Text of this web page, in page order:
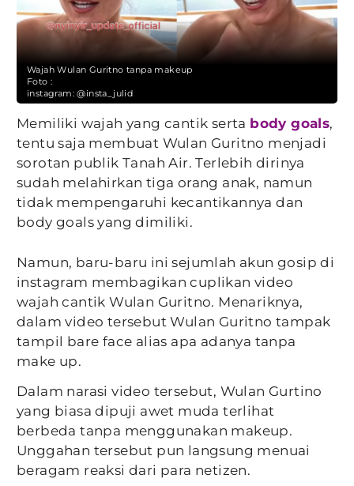
Wajah Wulan Guritno tanpa makeup
Foto :
instagram: @insta_julid
Memiliki wajah yang cantik serta body goals,
tentu saja membuat Wulan Guritno menjadi
sorotan publik Tanah Air. Terlebih dirinya
sudah melahirkan tiga orang anak, namun
tidak mempengaruhi kecantikannya dan
body goals yang dimiliki.
Namun, baru-baru ini sejumlah akun gosip di
instagram membagikan cuplikan video
wajah cantik Wulan Guritno. Menariknya,
dalam video tersebut Wulan Guritno tampak
tampil bare face alias apa adanya tanpa
make up.
Dalam narasi video tersebut, Wulan Gurtino
yang biasa dipuji awet muda terlihat
berbeda tanpa menggunakan makeup.
Unggahan tersebut pun langsung menuai
beragam reaksi dari para netizen.